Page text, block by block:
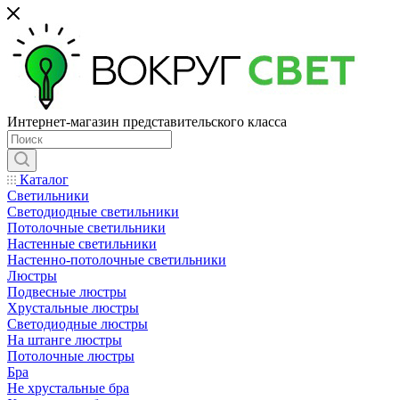
Интернет-магазин представительского класса
Каталог
Светильники
Светодиодные светильники
Потолочные светильники
Настенные светильники
Настенно-потолочные светильники
Люстры
Подвесные люстры
Хрустальные люстры
Светодиодные люстры
На штанге люстры
Потолочные люстры
Бра
Не хрустальные бра